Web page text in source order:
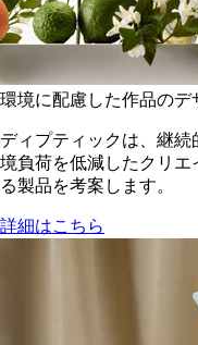
環境に配慮した作品のデ
ディプティックは、継
境負荷を低減した​クリエ
る製品を考案します。
詳細はこちら